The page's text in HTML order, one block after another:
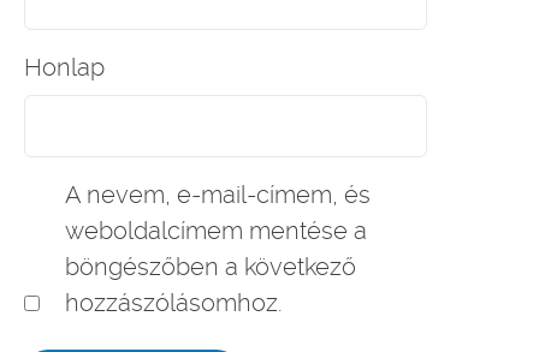
Honlap
A nevem, e-mail-címem, és
weboldalcímem mentése a
böngészőben a következő
hozzászólásomhoz.